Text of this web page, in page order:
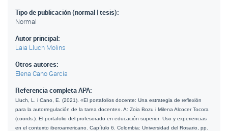
Tipo de publicación (normal | tesis):
Normal
Autor principal:
Laia Lluch Molins
Otros autores:
Elena Cano García
Referencia completa APA:
Lluch, L. i Cano, E. (2021). «El portafolios docente: Una estrategia de reflexión
para la autorregulación de la tarea docente». A: Zoia Bozu i Milena Alcocer Tocora
(coords.). El portafolio del profesorado en educación superior: Uso y experiencias
en el contexto iberoamericano. Capítulo 6. Colombia: Universidad del Rosario, pp.